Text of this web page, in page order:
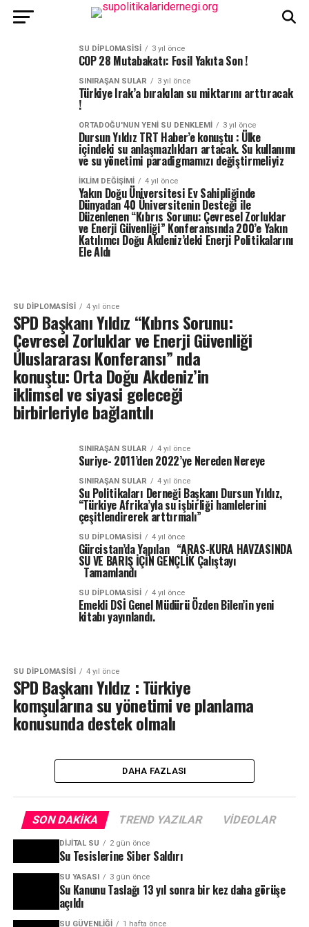
SU DIPLOMASISI 3 yıl önce
COP 28 Mutabakatı: Fosil Yakıta Son !
SINIRAŞAN SULAR 3 yıl önce
Türkiye Irak’a bırakılan su miktarını arttıracak
!
ORTADOĞU'NUN YENI SU DENKLEMI 3 yıl önce
Dursun Yıldız TRT Haber’e konuştu : Ülke
içindeki su anlaşmazlıkları artacak. Su kullanımı
ve su yönetimi paradigmamızı değiştirmeliyiz
İKLIM DEĞIŞIMI 4 yıl önce
Yakın Doğu Üniversitesi Ev Sahipliğinde
Dünyadan 40 Üniversitenin Desteği ile
Düzenlenen “Kıbrıs Sorunu: Çevresel Zorluklar
ve Enerji Güvenliği” Konferansında 200’e Yakın
Katılımcı Doğu Akdeniz’deki Enerji Politikalarını
Ele Aldı
SU DIPLOMASISI 4 yıl önce
SPD Başkanı Yıldız “Kıbrıs Sorunu:
Çevresel Zorluklar ve Enerji Güvenliği
Uluslararası Konferansı” nda
konuştu: Orta Doğu Akdeniz’in
iklimsel ve siyasi geleceği
birbirleriyle bağlantılı
SINIRAŞAN SULAR 4 yıl önce
Suriye- 2011’den 2022’ye Nereden Nereye
SINIRAŞAN SULAR 4 yıl önce
Su Politikaları Derneği Başkanı Dursun Yıldız,
“Türkiye Afrika’yla su işbirliği hamlelerini
çeşitlendirerek arttırmalı”
SU DIPLOMASISI 4 yıl önce
Gürcistan’da Yapılan “ARAS-KURA HAVZASINDA
SU VE BARIŞ İÇİN GENÇLİK Çalıştayı
Tamamlandı
SU DIPLOMASISI 4 yıl önce
Emekli DSİ Genel Müdürü Özden Bilen’in yeni
kitabı yayınlandı.
SU DIPLOMASISI 4 yıl önce
SPD Başkanı Yıldız : Türkiye
komşularına su yönetimi ve planlama
konusunda destek olmalı
DAHA FAZLASI
SON DAKIKA TREND YAZILAR VIDEOLAR
DIJITAL SU 2 gün önce
Su Tesislerine Siber Saldırı
SU YASASI 3 gün önce
Su Kanunu Taslağı 13 yıl sonra bir kez daha görüşe
açıldı
SU GÜVENLIĞI 1 hafta önce